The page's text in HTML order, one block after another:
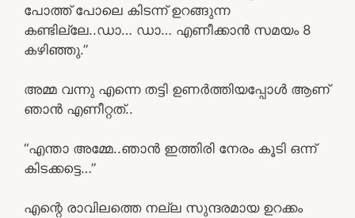
പോത്ത് പോലെ കിടന്ന് ഉറങ്ങുന്ന
കണ്ടില്ലേ..ഡാ… ഡാ… എണീക്കാൻ സമയം 8
കഴിഞ്ഞു.”
അമ്മ വന്നു എന്നെ തട്ടി ഉണർത്തിയപ്പോൾ ആണ്
ഞാൻ എണീറ്റത്..
“എന്താ അമ്മേ..ഞാൻ ഇത്തിരി നേരം കൂടി ഒന്ന്
കിടക്കട്ടെ…”
എന്റെ രാവിലത്തെ നല്ല സുന്ദരമായ ഉറക്കം